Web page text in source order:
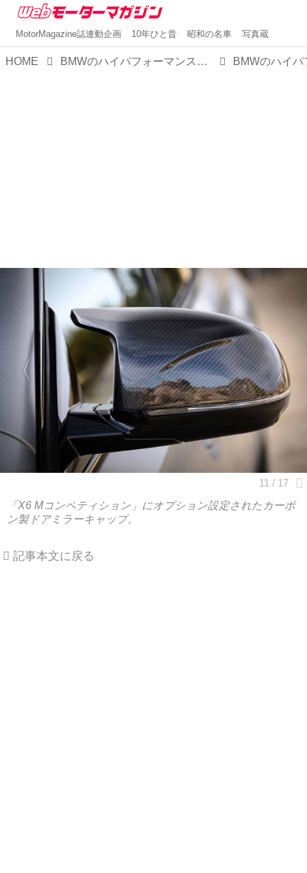
MotorMagazine誌連動企画 10年ひと昔 昭和の名車 写真蔵
HOME BMWのハイパフォーマンスSUV「X5＆X6 Mコンペティション」にV8 4.4Lターボ+48Vマイルドハイブリッド モデルが登場
「X6 Mコンペティション」にオプション設定されたカーボ
ン製ドアミラーキャップ。
記事本文に戻る